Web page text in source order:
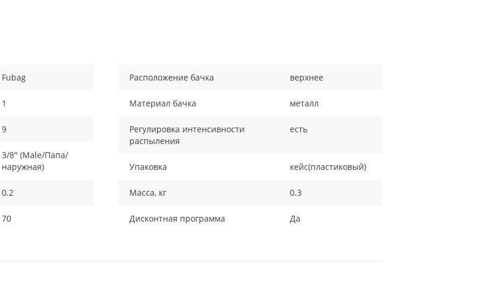
Fubag
1
9
3/8'' (Male/Папа/
наружная)
0.2
70
Расположение бачка верхнее
Материал бачка металл
Регулировка интенсивности
распыления
есть
Упаковка кейс(пластиковый)
Масса, кг 0.3
Дисконтная программа Да